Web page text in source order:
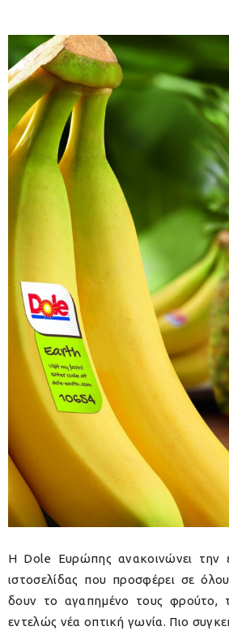
Η Dole Ευρώπης ανακοινώνει την
ιστοσελίδας που προσφέρει σε
δουν το αγαπημένο τους φρούτο,
εντελώς νέα οπτική γωνία. Πιο